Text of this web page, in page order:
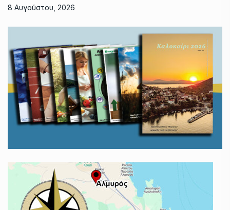
8 Αυγούστου, 2026